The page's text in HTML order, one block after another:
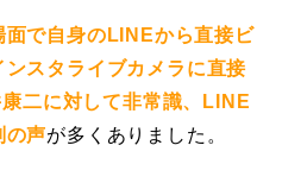
面で自身のLINEから直接ビ
スタライブカメラに直接
二に対して非常識、LINE
の声が多くありました。